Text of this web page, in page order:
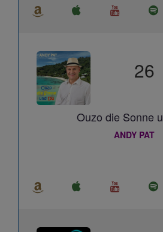
26
Ouzo die Sonne
ANDY PAT